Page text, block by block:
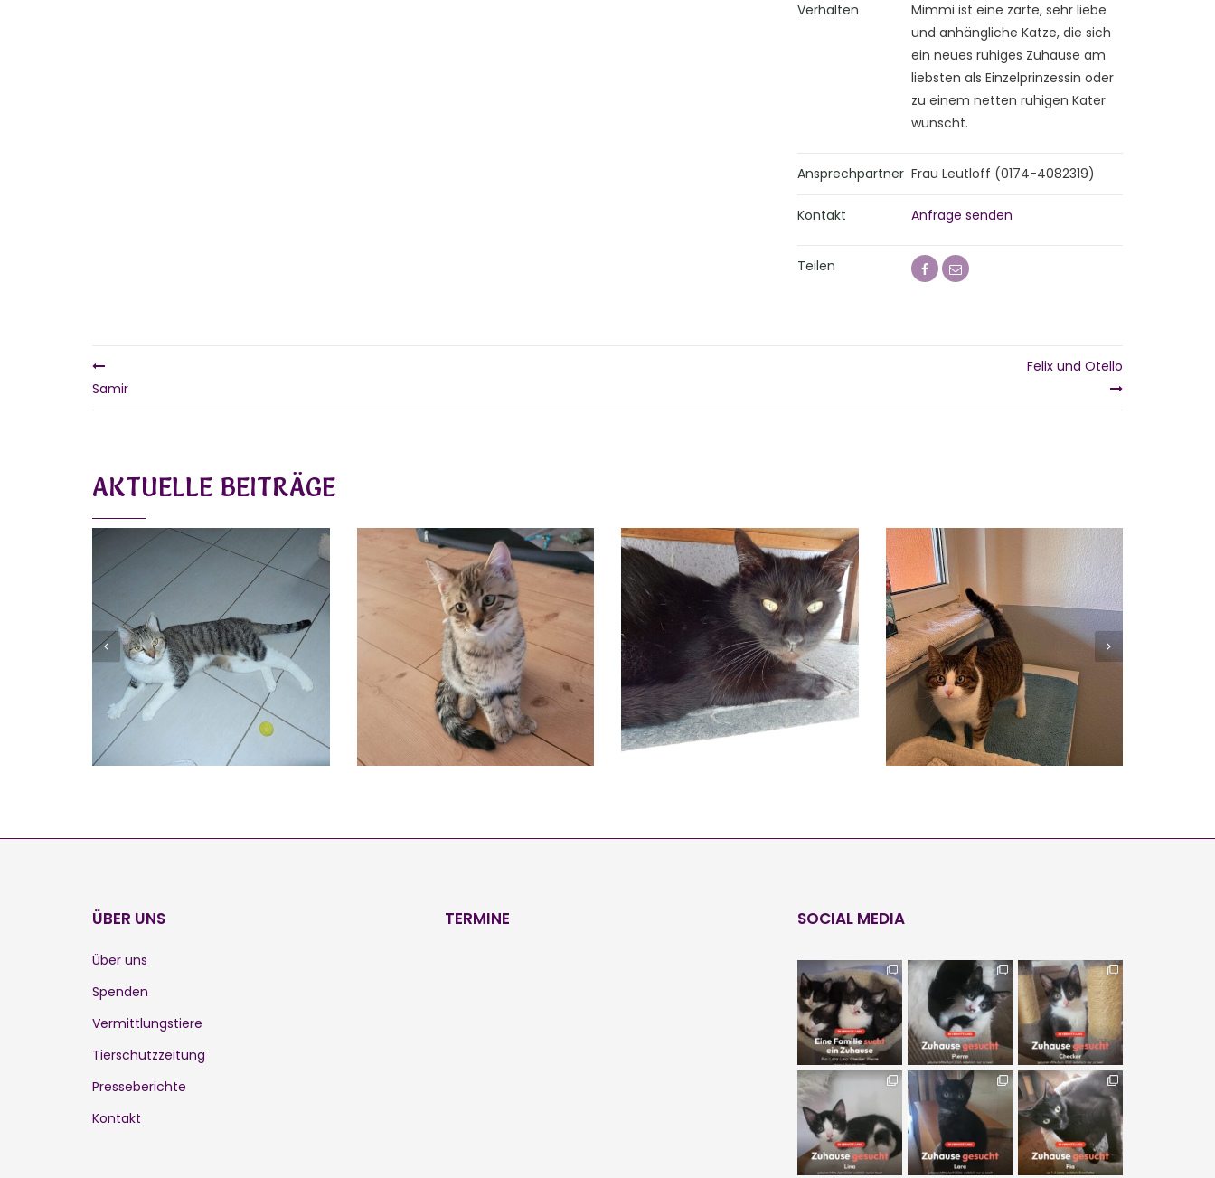
Verhalten
Mimmi ist eine zarte, sehr liebe
und anhängliche Katze, die sich
ein neues ruhiges Zuhause am
liebsten als Einzelprinzessin oder
zu einem netten ruhigen Kater
wünscht.
Ansprechpartner Frau Leutloff (0174-4082319)
Kontakt Anfrage senden
Teilen
Samir
Felix und Otello
AKTUELLE BEITRÄGE
SAMIR
Vermittelt
MICHI
Vermittelt
JIMMY
Vermittelt
MAXI
Vermittelt
ÜBER UNS
Über uns
Spenden
Vermittlungstiere
Tierschutzzeitung
Presseberichte
Kontakt
TERMINE SOCIAL MEDIA